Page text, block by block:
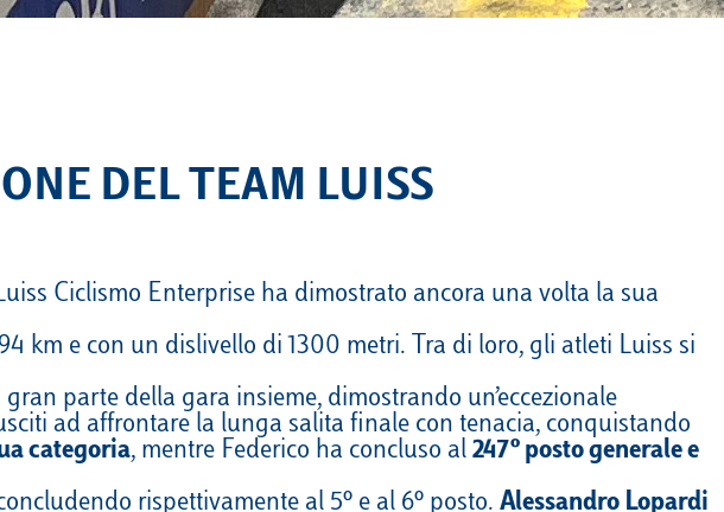
DEL TEAM LUISS
Ciclismo Enterprise ha dimostrato ancora una volta la sua
km e con un dislivello di 1300 metri. Tra di loro, gli atleti Luiss si
parte della gara insieme, dimostrando un’eccezionale
ad affrontare la lunga salita finale con tenacia, conquistando
categoria, mentre Federico ha concluso al 247º posto generale e
rispettivamente al 5º e al 6º posto. Alessandro Lopardi